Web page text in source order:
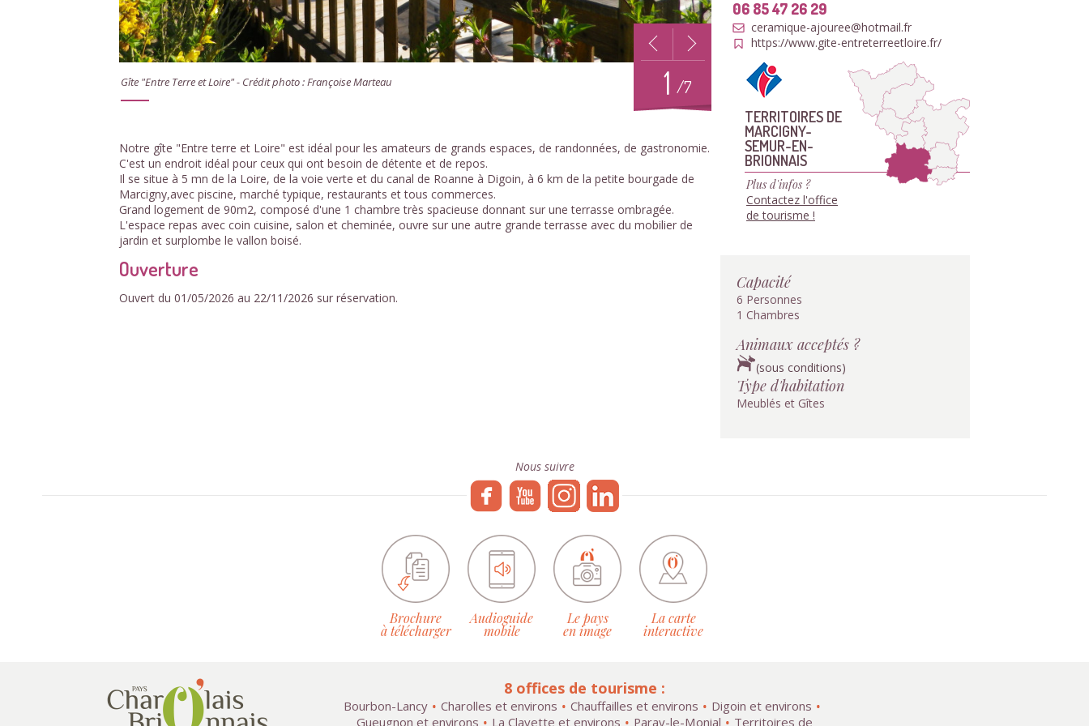
Gîte "Entre Terre et Loire" - Crédit photo : Françoise Marteau 1 /7
Notre gîte "Entre terre et Loire" est idéal pour les amateurs de grands espaces, de randonnées, de gastronomie.
C'est un endroit idéal pour ceux qui ont besoin de détente et de repos.
Il se situe à 5 mn de la Loire, de la voie verte et du canal de Roanne à Digoin, à 6 km de la petite bourgade de
Marcigny,avec piscine, marché typique, restaurants et tous commerces.
Grand logement de 90m2, composé d'une 1 chambre très spacieuse donnant sur une terrasse ombragée.
L'espace repas avec coin cuisine, salon et cheminée, ouvre sur une autre grande terrasse avec du mobilier de
jardin et surplombe le vallon boisé.
Ouverture
Ouvert du 01/05/2026 au 22/11/2026 sur réservation.
06 85 47 26 29
ceramique-ajouree@hotmail.fr
https://www.gite-entreterreetloire.fr/
TERRITOIRES DE
MARCIGNY-
SEMUR-EN-
BRIONNAIS
Plus d'infos ?
Contactez l'office
de tourisme !
Capacité
6 Personnes
1 Chambres
Animaux acceptés ?
(sous conditions)
Type d'habitation
Meublés et Gîtes
Nous suivre
Brochure
à télécharger
Audioguide
mobile
Le pays
en image
La carte
interactive
8 offices de tourisme :
Bourbon-Lancy Charolles et environs Chauffailles et environs
Digoin et environs
Gueugnon et environs
La Clayette et environs Paray-le-Monial Territoires de